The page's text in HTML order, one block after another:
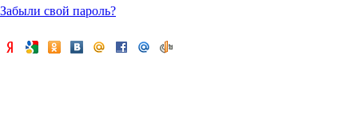
Забыли свой пароль?